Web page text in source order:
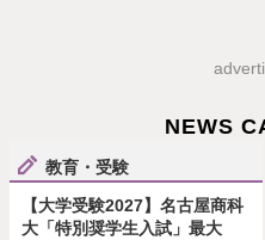
NEWS
教育・受験
【大学受験2027】名古屋商科
大「特別奨学生入試」最大